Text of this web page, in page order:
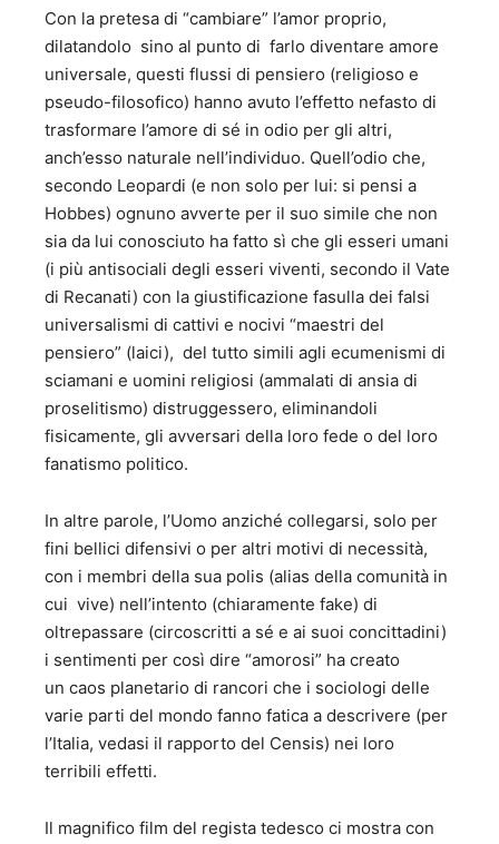
Con la pretesa di “cambiare” l’amor proprio,
dilatandolo sino al punto di farlo diventare amore
universale, questi flussi di pensiero (religioso e
pseudo-filosofico) hanno avuto l’effetto nefasto di
trasformare l’amore di sé in odio per gli altri,
anch’esso naturale nell’individuo. Quell’odio che,
secondo Leopardi (e non solo per lui: si pensi a
Hobbes) ognuno avverte per il suo simile che non
sia da lui conosciuto ha fatto sì che gli esseri umani
(i più antisociali degli esseri viventi, secondo il Vate
di Recanati) con la giustificazione fasulla dei falsi
universalismi di cattivi e nocivi “maestri del
pensiero” (laici), del tutto simili agli ecumenismi di
sciamani e uomini religiosi (ammalati di ansia di
proselitismo) distruggessero, eliminandoli
fisicamente, gli avversari della loro fede o del loro
fanatismo politico.
In altre parole, l’Uomo anziché collegarsi, solo per
fini bellici difensivi o per altri motivi di necessità,
con i membri della sua polis (alias della comunità in
cui vive) nell’intento (chiaramente fake) di
oltrepassare (circoscritti a sé e ai suoi concittadini)
i sentimenti per così dire “amorosi” ha creato
un caos planetario di rancori che i sociologi delle
varie parti del mondo fanno fatica a descrivere (per
l’Italia, vedasi il rapporto del Censis) nei loro
terribili effetti.
Il magnifico film del regista tedesco ci mostra con